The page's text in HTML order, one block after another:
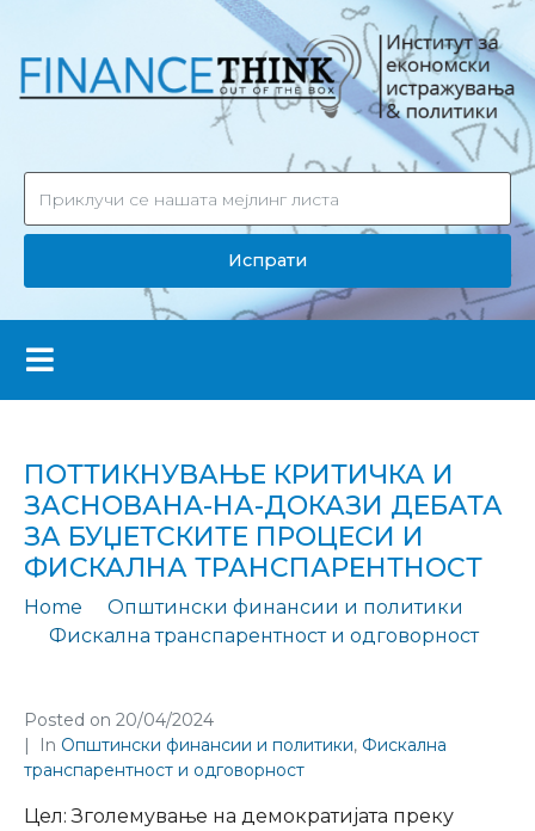
Испрати
ПОТТИКНУВАЊЕ КРИТИЧКА И
ЗАСНОВАНA-НА-ДОКАЗИ ДЕБАТА
ЗА БУЏЕТСКИТЕ ПРОЦЕСИ И
ФИСКАЛНА ТРАНСПАРЕНТНОСТ
Home
Општински финансии и политики
Фискална транспарентност и одговорност
Posted on 20/04/2024
In Општински финансии и политики, Фискална
транспарентност и одговорност
Цел: Зголемување на демократијата преку